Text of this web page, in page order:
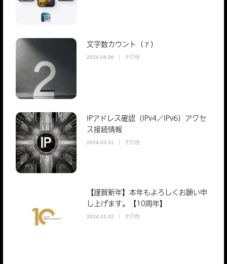
文字数カウント（γ）
2024.04.06 その他
IPアドレス確認（IPv4／IPv6）アクセ
ス接続情報
2024.03.31 その他
【謹賀新年】本年もよろしくお願い申
し上げます。【10周年】
2024.01.02 その他